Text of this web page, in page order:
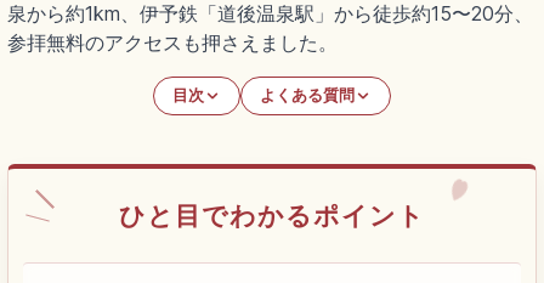
泉から約1km、伊予鉄「道後温泉駅」から徒歩約15〜20分、
参拝無料のアクセスも押さえました。
目次 よくある質問
ひと目でわかるポイント